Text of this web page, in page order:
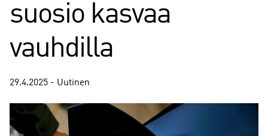
suosio kasvaa
vauhdilla
29.4.2025 - Uutinen